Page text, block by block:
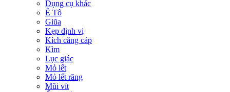
Dụng cụ khác
Ê Tô
Giũa
Kẹp định vị
Kích căng cáp
Kìm
Lục giác
Mỏ lết
Mỏ lết răng
Mũi vít